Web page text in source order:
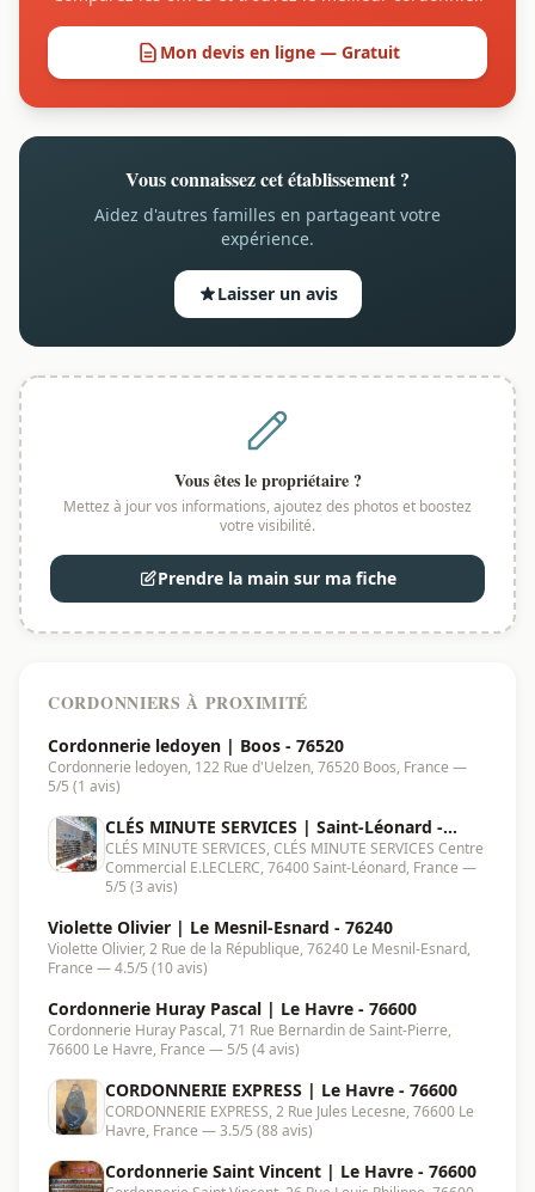
Mon devis en ligne — Gratuit
Vous connaissez cet établissement ?
Aidez d'autres familles en partageant votre
expérience.
Laisser un avis
Vous êtes le propriétaire ?
Mettez à jour vos informations, ajoutez des photos et boostez
votre visibilité.
Prendre la main sur ma fiche
CORDONNIERS À PROXIMITÉ
Cordonnerie ledoyen | Boos - 76520
Cordonnerie ledoyen, 122 Rue d'Uelzen, 76520 Boos, France —
5/5 (1 avis)
CLÉS MINUTE SERVICES | Saint-Léonard -
76400
CLÉS MINUTE SERVICES, CLÉS MINUTE SERVICES Centre
Commercial E.LECLERC, 76400 Saint-Léonard, France —
5/5 (3 avis)
Violette Olivier | Le Mesnil-Esnard - 76240
Violette Olivier, 2 Rue de la République, 76240 Le Mesnil-Esnard,
France — 4.5/5 (10 avis)
Cordonnerie Huray Pascal | Le Havre - 76600
Cordonnerie Huray Pascal, 71 Rue Bernardin de Saint-Pierre,
76600 Le Havre, France — 5/5 (4 avis)
CORDONNERIE EXPRESS | Le Havre - 76600
CORDONNERIE EXPRESS, 2 Rue Jules Lecesne, 76600 Le
Havre, France — 3.5/5 (88 avis)
Cordonnerie Saint Vincent | Le Havre - 76600